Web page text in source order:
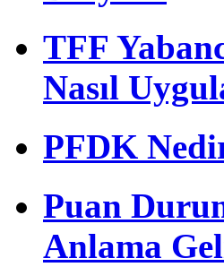
TFF
Nasıl
PFDK
Puan
Anlama